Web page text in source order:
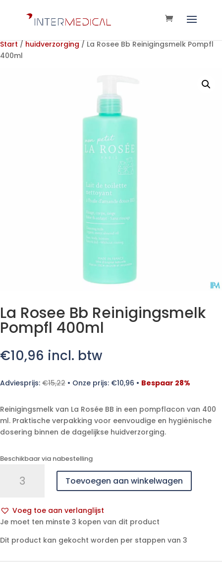
Start / huidverzorging / La Rosee Bb Reinigingsmelk Pompfl
400ml
La Rosee Bb Reinigingsmelk
Pompfl 400ml
€10,96 incl. btw
Adviesprijs: €15,22 • Onze prijs: €10,96 • Bespaar 28%
Reinigingsmelk van La Rosée BB in een pompflacon van 400
ml. Praktische verpakking voor eenvoudige en hygiënische
dosering binnen de dagelijkse huidverzorging.
Beschikbaar via nabestelling
Rosee
Pompfl
400ml
aantal
Toevoegen aan winkelwagen
Voeg toe aan verlanglijst
A
t
Je moet ten minste 3 kopen van dit product
Dit product kan gekocht worden per stappen van 3